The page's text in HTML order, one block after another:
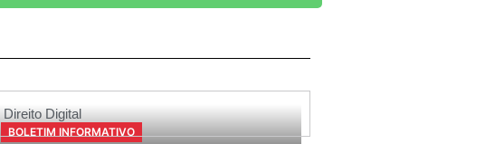
Direito Digital
BOLETIM INFORMATIVO